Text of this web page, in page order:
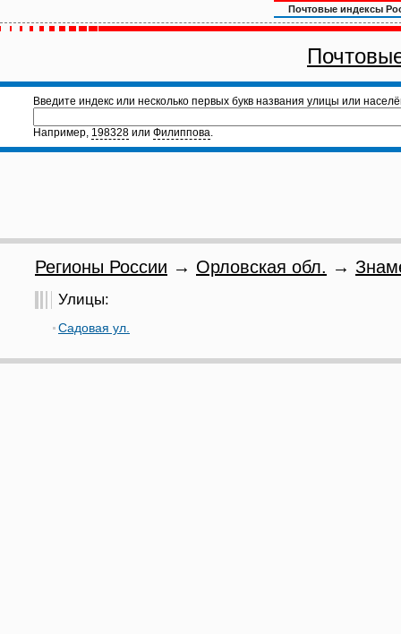
Почтовые индексы
Введите индекс или несколько первых букв названия улицы или
Например, 198328 или Филиппова.
Регионы России → Орловская обл. →
Улицы:
Садовая ул.